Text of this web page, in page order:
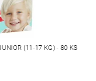
(11-17 KG) - 80 KS